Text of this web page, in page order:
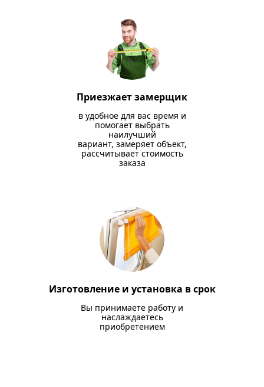
Приезжает замерщик
в удобное для вас время и
помогает выбрать
наилучший
вариант, замеряет объект,
рассчитывает стоимость
заказа
Изготовление и установка в срок
Вы принимаете работу и
наслаждаетесь
приобретением